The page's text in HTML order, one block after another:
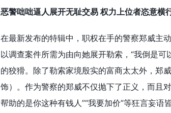
恶警咄咄逼人展开无耻交易 权力上位者恣意横
在最新发布的特辑中，职权在手的警察郑威主
以调查案件所需为由向她展开勒索，“我倒是
的狡猾。除了勒索家境殷实的富商太太外，郑
饰）。作为警察的郑威不仅抛下了正义，而且
帮助的是你这种有钱人”“我要加价”等狂言妄